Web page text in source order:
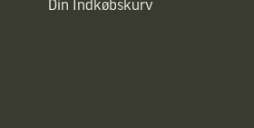
Din Indkøbskurv